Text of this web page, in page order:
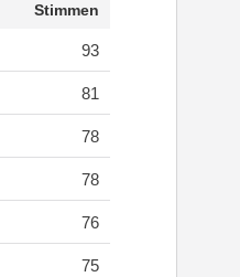
Stimmen
93
81
78
78
76
75